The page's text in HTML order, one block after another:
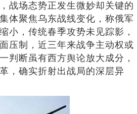
战场态势正发生微妙却关键的
体聚焦乌东战线变化，称俄军
小，传统春季攻势未见踪影，
压制，近三年来战争主动权或
判断虽有西方舆论放大成分，
，确实折射出战局的深层异